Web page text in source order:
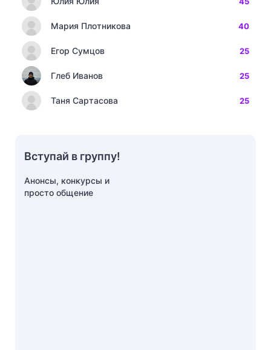
Мария Плотникова 40
Егор Сумцов 25
Глеб Иванов 25
Таня Сартасова 25
Вступай в группу!
Анонсы, конкурсы и
просто общение